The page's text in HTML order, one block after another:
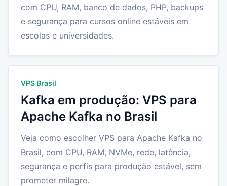
com CPU, RAM, banco de dados, PHP, backups
e segurança para cursos online estáveis em
escolas e universidades.
VPS Brasil
Kafka em produção: VPS para
Apache Kafka no Brasil
Veja como escolher VPS para Apache Kafka no
Brasil, com CPU, RAM, NVMe, rede, latência,
segurança e perfis para produção estável, sem
prometer milagre.